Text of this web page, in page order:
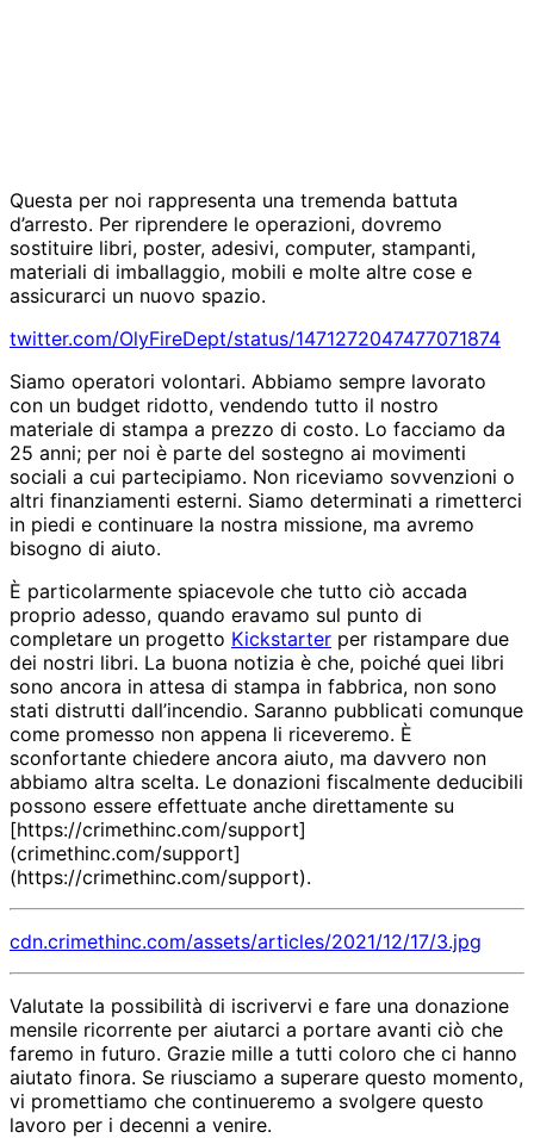
Questa per noi rappresenta una tremenda battuta
d’arresto. Per riprendere le operazioni, dovremo
sostituire libri, poster, adesivi, computer, stampanti,
materiali di imballaggio, mobili e molte altre cose e
assicurarci un nuovo spazio.
twitter.com/OlyFireDept/status/1471272047477071874
Siamo operatori volontari. Abbiamo sempre lavorato
con un budget ridotto, vendendo tutto il nostro
materiale di stampa a prezzo di costo. Lo facciamo da
25 anni; per noi è parte del sostegno ai movimenti
sociali a cui partecipiamo. Non riceviamo sovvenzioni o
altri finanziamenti esterni. Siamo determinati a rimetterci
in piedi e continuare la nostra missione, ma avremo
bisogno di aiuto.
È particolarmente spiacevole che tutto ciò accada
proprio adesso, quando eravamo sul punto di
completare un progetto Kickstarter per ristampare due
dei nostri libri. La buona notizia è che, poiché quei libri
sono ancora in attesa di stampa in fabbrica, non sono
stati distrutti dall’incendio. Saranno pubblicati comunque
come promesso non appena li riceveremo. È
sconfortante chiedere ancora aiuto, ma davvero non
abbiamo altra scelta. Le donazioni fiscalmente deducibili
possono essere effettuate anche direttamente su
[https://crimethinc.com/support]
(crimethinc.com/support]
(https://crimethinc.com/support).
cdn.crimethinc.com/assets/articles/2021/12/17/3.jpg
Valutate la possibilità di iscrivervi e fare una donazione
mensile ricorrente per aiutarci a portare avanti ciò che
faremo in futuro. Grazie mille a tutti coloro che ci hanno
aiutato finora. Se riusciamo a superare questo momento,
vi promettiamo che continueremo a svolgere questo
lavoro per i decenni a venire.